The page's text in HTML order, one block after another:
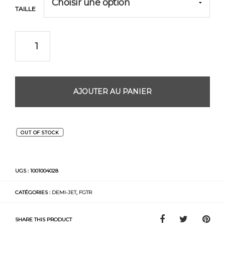
TAILLE
AJOUTER AU PANIER
OUT OF STOCK
UGS : 1001004028
CATÉGORIES : DEMI-JET, FGTR
SHARE THIS PRODUCT